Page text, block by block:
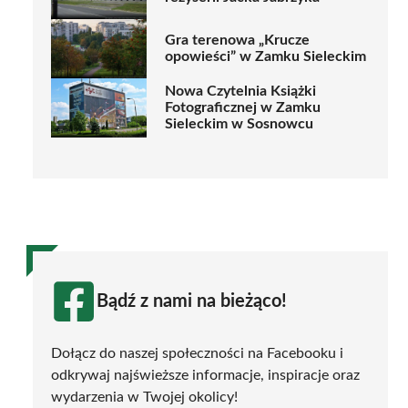
Gra terenowa „Krucze
opowieści” w Zamku Sieleckim
Nowa Czytelnia Książki
Fotograficznej w Zamku
Sieleckim w Sosnowcu
Bądź z nami na bieżąco!
Dołącz do naszej społeczności na Facebooku i
odkrywaj najświeższe informacje, inspiracje oraz
wydarzenia w Twojej okolicy!